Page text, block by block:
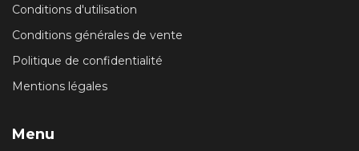
Conditions d'utilisation
Conditions générales de vente
Politique de confidentialité
Mentions légales
Menu